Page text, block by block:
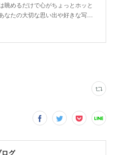
眺めるだけで心がちょっとホッと
なたの大切な思い出や好きな写…
ログ